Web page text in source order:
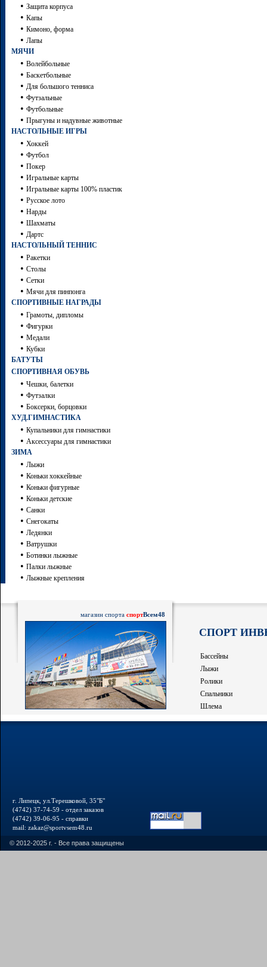
• Защита корпуса
• Капы
• Кимоно, форма
• Лапы
МЯЧИ
• Волейбольные
• Баскетбольные
• Для большого тенниса
• Футзальные
• Футбольные
• Прыгуны и надувные животные
НАСТОЛЬНЫЕ ИГРЫ
• Хоккей
• Футбол
• Покер
• Игральные карты
• Игральные карты 100% пластик
• Русское лото
• Нарды
• Шахматы
• Дартc
НАСТОЛЬНЫЙ ТЕННИС
• Ракетки
• Столы
• Сетки
• Мячи для пинпонга
СПОРТИВНЫЕ НАГРАДЫ
• Грамоты, дипломы
• Фигурки
• Медали
• Кубки
БАТУТЫ
СПОРТИВНАЯ ОБУВЬ
• Чешки, балетки
• Футзалки
• Боксерки, борцовки
ХУД.ГИМНАСТИКА
• Купальники для гимнастики
• Аксессуары для гимнастики
ЗИМА
• Лыжи
• Коньки хоккейные
• Коньки фигурные
• Коньки детские
• Санки
• Снегокаты
• Ледянки
• Ватрушки
• Ботинки лыжные
• Палки лыжные
• Лыжные крепления
магазин спорта спортВсем48
СПОРТ
Бассейны
Лыжи
Ролики
Спальники
Шлема
г. Липецк, ул.Терешковой, 35"Б"
(4742) 37-74-59 - отдел заказов
(4742) 39-06-95 - справки
mail: zakaz@sportvsem48.ru
© 2012-2025 г. - Все права защищены